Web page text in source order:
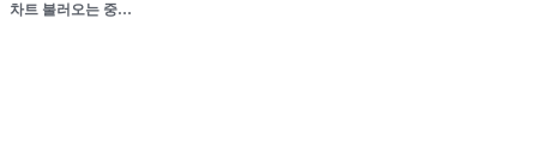
차트 불러오는 중…